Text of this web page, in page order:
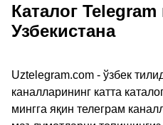
Каталог
Узбекистана
Uztelegram.com - ўзбек
каналларининг катта
мингга яқин телеграм